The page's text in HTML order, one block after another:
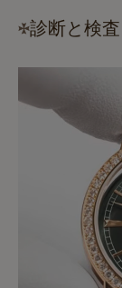
診断と検査